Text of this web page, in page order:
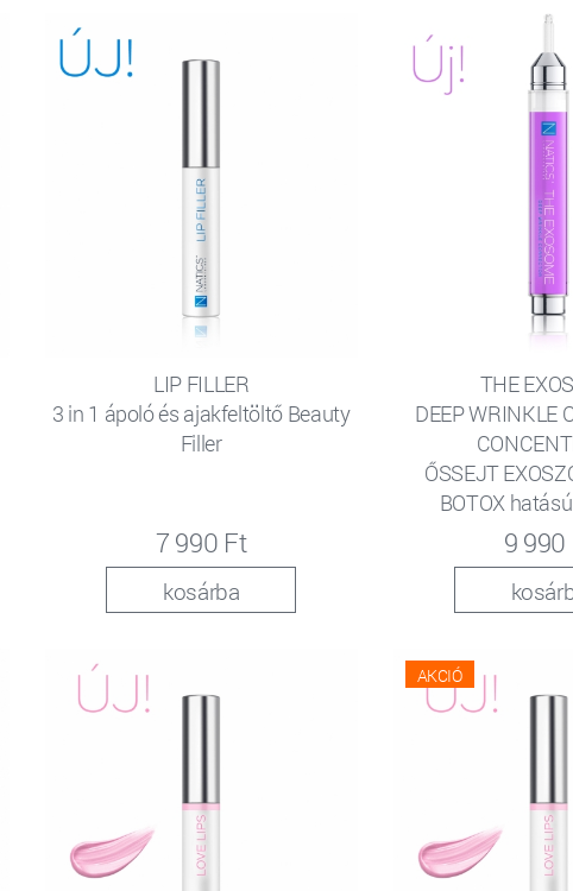
LIP FILLER
3 in 1 ápoló és ajakfeltöltő Beauty
Filler
7 990 Ft
kosárba
THE
DEEP WRINKLE
ŐSSEJT
BOTOX
9 990
AKCIÓ